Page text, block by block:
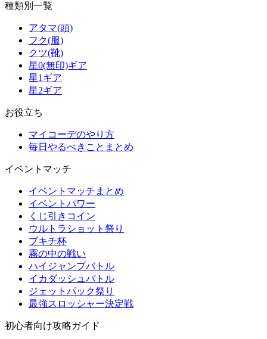
種類別一覧
アタマ(頭)
フク(服)
クツ(靴)
星0(無印)ギア
星1ギア
星2ギア
お役立ち
マイコーデのやり方
毎日やるべきことまとめ
イベントマッチ
イベントマッチまとめ
イベントパワー
くじ引きコイン
ウルトラショット祭り
ブキチ杯
霧の中の戦い
ハイジャンプバトル
イカダッシュバトル
ジェットパック祭り
最強スロッシャー決定戦
初心者向け攻略ガイド